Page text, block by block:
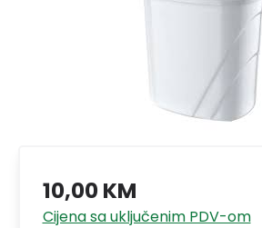
10,00 KM
Cijena sa uključenim PDV-om